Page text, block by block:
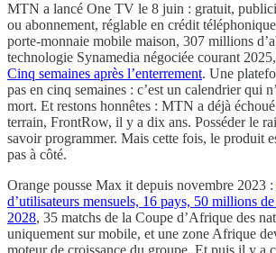
MTN a lancé One TV le 8 juin : gratuit,
ou abonnement, réglable en crédit
porte-monnaie mobile maison, 307 millions
technologie Synamedia négociée courant
Cinq semaines après l’enterrement. Une
pas en cinq semaines : c’est un calendrier qui
mort. Et restons honnêtes : MTN a déjà
terrain, FrontRow, il y a dix ans. Posséder le
savoir programmer. Mais cette fois, le produit
pas à côté.
Orange pousse Max it depuis novembre 2023 :
d’utilisateurs mensuels, 16 pays, 50 millions
2028, 35 matchs de la Coupe d’Afrique des
uniquement sur mobile, et une zone Afrique